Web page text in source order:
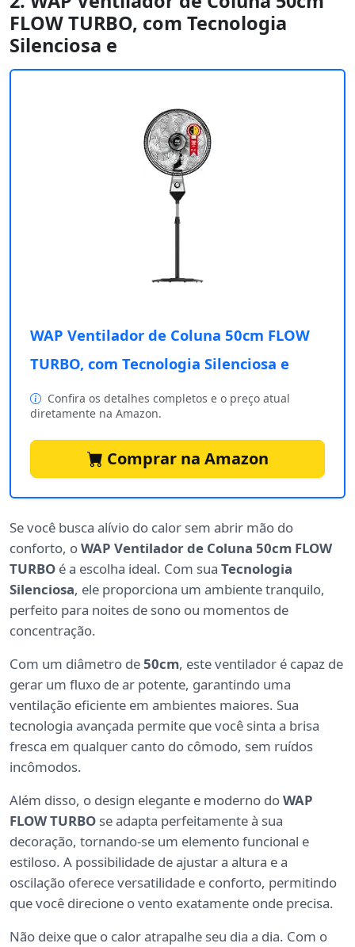
FLOW TURBO, com Tecnologia
Silenciosa e
WAP Ventilador de Coluna 50cm FLOW
TURBO, com Tecnologia Silenciosa e
Confira os detalhes completos e o preço atual
diretamente na Amazon.
Comprar na Amazon
Se você busca alívio do calor sem abrir mão do
conforto, oWAP Ventilador de Coluna 50cm FLOW
TURBO é a escolha ideal. Com sua Tecnologia
Silenciosa, ele proporciona um ambiente tranquilo,
perfeito para noites de sono ou momentos de
concentração.
Com um diâmetro de50cm, este ventilador é capaz de
gerar um fluxo de ar potente, garantindo uma
ventilação eficiente em ambientes maiores. Sua
tecnologia avançada permite que você sinta a brisa
fresca em qualquer canto do cômodo, sem ruídos
incômodos.
Além disso, o design elegante e moderno doWAP
FLOW TURBO se adapta perfeitamente à sua
decoração, tornando-se um elemento funcional e
estiloso. A possibilidade de ajustar a altura e a
oscilação oferece versatilidade e conforto, permitindo
que você direcione o vento exatamente onde precisa.
Não deixe que o calor atrapalhe seu dia a dia. Com o